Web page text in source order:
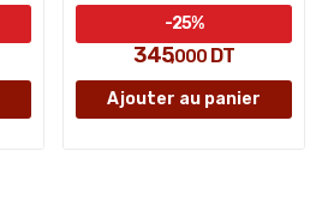
345,000 DT
-25%
Ajouter au panier